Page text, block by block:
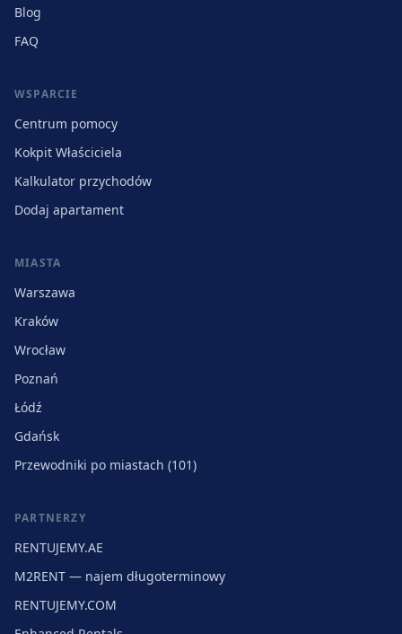
Blog
FAQ
WSPARCIE
Centrum pomocy
Kokpit Właściciela
Kalkulator przychodów
Dodaj apartament
MIASTA
Warszawa
Kraków
Wrocław
Poznań
Łódź
Gdańsk
Przewodniki po miastach (101)
PARTNERZY
RENTUJEMY.AE
M2RENT — najem długoterminowy
RENTUJEMY.COM